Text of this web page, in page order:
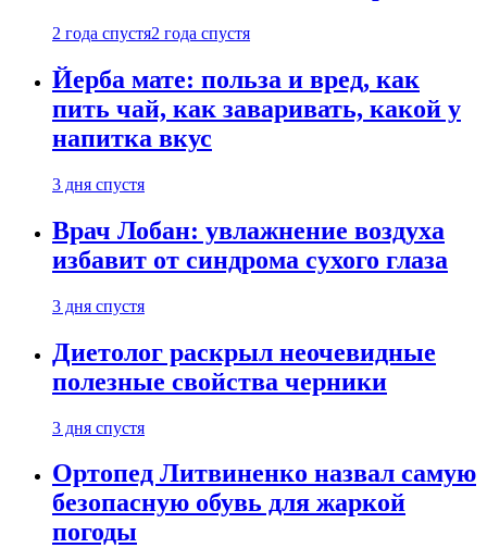
2 года спустя2 года спустя
Йерба мате: польза и вред, как
пить чай, как заваривать, какой у
напитка вкус
3 дня спустя
Врач Лобан: увлажнение воздуха
избавит от синдрома сухого глаза
3 дня спустя
Диетолог раскрыл неочевидные
полезные свойства черники
3 дня спустя
Ортопед Литвиненко назвал самую
безопасную обувь для жаркой
погоды